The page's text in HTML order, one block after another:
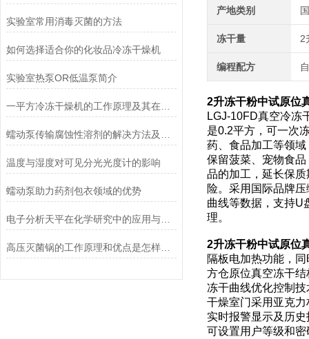
实验室常用消毒灭菌的方法
如何选择适合你的化妆品冷冻干燥机
实验室热泵OR低温泵简介
一平方冷冻干燥机的工作原理及其在材料科学中的重要性
温度与湿度对可见分光光度计的影响
蠕动泵助力药剂包衣领域的优势
电子分析天平在化学研究中的应用与优势说明
高压灭菌锅的工作原理和优点是怎样的？
产地类别
冻干量 2
编程配方
2升冻干粉中试原位
LGJ-10FD真空冷冻
是0.2平方，可一次
药、食品加工等领
保留菠菜、宠物食
品的加工，延长保
险。采用国际品牌
曲线等数据，支持U
理。
2升冻干粉中试原位
隔板电加热功能，
方仓原位真空冻干
冻干曲线优化控制
干燥室门采用亚克
实时报警显示及历
可设置用户等级和